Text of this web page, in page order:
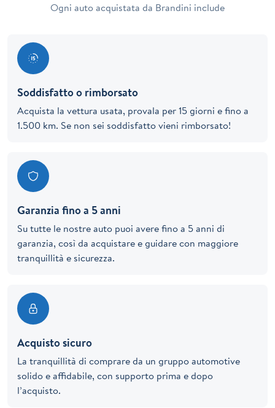
Ogni auto acquistata da Brandini include
Soddisfatto o rimborsato
Acquista la vettura usata, provala per 15 giorni e fino a
1.500 km. Se non sei soddisfatto vieni rimborsato!
Garanzia fino a 5 anni
Su tutte le nostre auto puoi avere fino a 5 anni di
garanzia, così da acquistare e guidare con maggiore
tranquillità e sicurezza.
Acquisto sicuro
La tranquillità di comprare da un gruppo automotive
solido e affidabile, con supporto prima e dopo
l’acquisto.